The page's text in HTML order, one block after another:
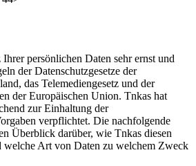
persönlichen Daten sehr ernst und
der Datenschutzgesetze der
das Telemediengesetz und der
der Europäischen Union. Tnkas hat
zur Einhaltung der
verpflichtet. Die nachfolgende
Überblick darüber, wie Tnkas diesen
welche Art von Daten zu welchem Zweck